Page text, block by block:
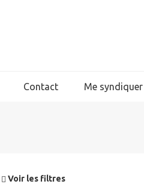
Contact Me syndiquer
Voir les filtres